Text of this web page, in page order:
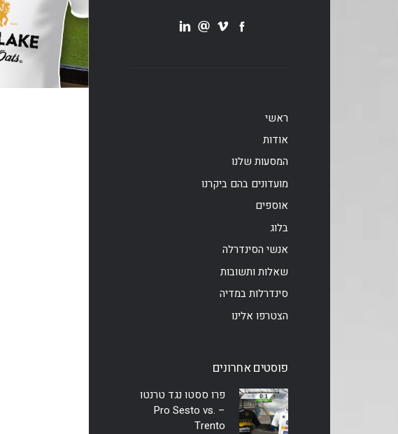
ראשי
אודות
המסעות שלנו
מועדונים בהם ביקרנו
אוספים
בלוג
אנשי הסינדרלה
שאלות ותשובות
סינדרלות במדיה
הצטרפו אלינו
פוסטים אחרונים
פרו ססטו נגד טרנטו
– Pro Sesto vs.
Trento